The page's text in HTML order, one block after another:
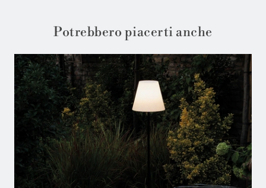
Potrebbero piacerti anche